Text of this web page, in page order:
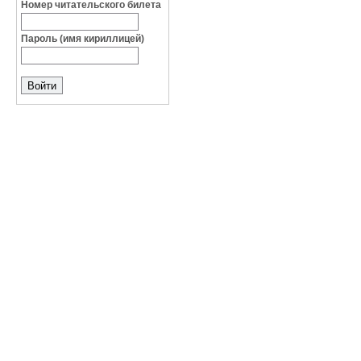
Номер читательского билета
Пароль (имя кириллицей)